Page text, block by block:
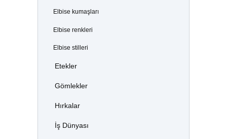
Elbise kumaşları
Elbise renkleri
Elbise stilleri
Etekler
Gömlekler
Hırkalar
İş Dünyası